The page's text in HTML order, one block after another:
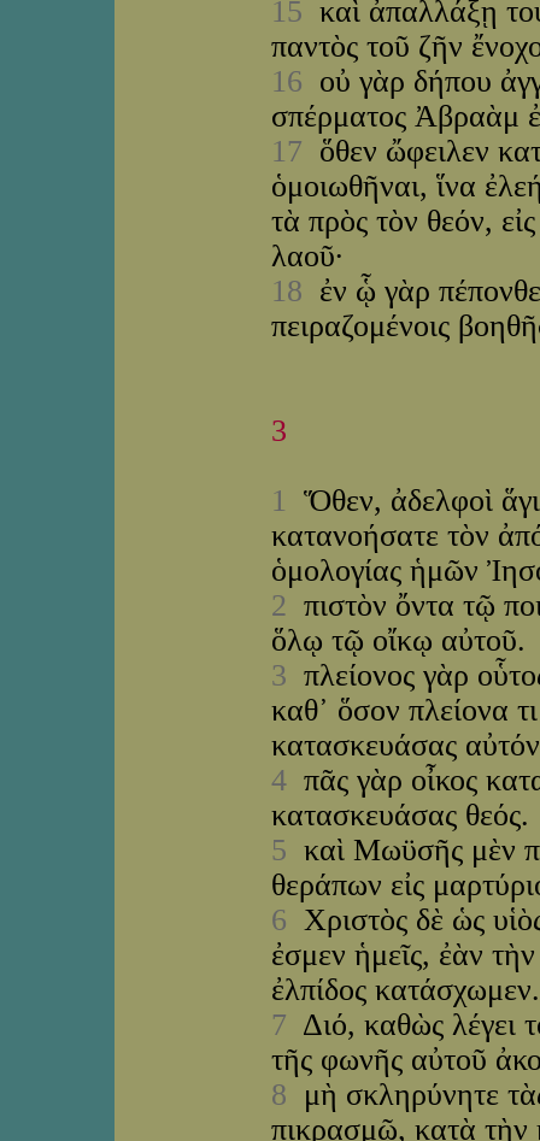
15 καὶ ἀπαλλάξῃ
παντὸς τοῦ ζῆν
16 οὐ γὰρ δήπου
σπέρματος Ἀβραὰμ
17 ὅθεν ὤφειλεν
ὁμοιωθῆναι, ἵνα
τὰ πρὸς τὸν θεόν,
λαοῦ·
18 ἐν ᾧ γὰρ
πειραζομένοις
3
1 Ὅθεν, ἀδελφοὶ
κατανοήσατε τὸν
ὁμολογίας ἡμῶν
2 πιστὸν ὄντα τῷ
ὅλῳ τῷ οἴκῳ αὐτοῦ.
3 πλείονος γὰρ
καθ᾽ ὅσον πλείονα
κατασκευάσας
4 πᾶς γὰρ οἶκος
κατασκευάσας θεός.
5 καὶ Μωϋσῆς μὲν
θεράπων εἰς
6 Χριστὸς δὲ ὡς
ἐσμεν ἡμεῖς, ἐὰν
ἐλπίδος κατάσχωμεν.
7 Διό, καθὼς λέγει
τῆς φωνῆς αὐτοῦ
8 μὴ σκληρύνητε
πικρασμῷ, κατὰ τὴν